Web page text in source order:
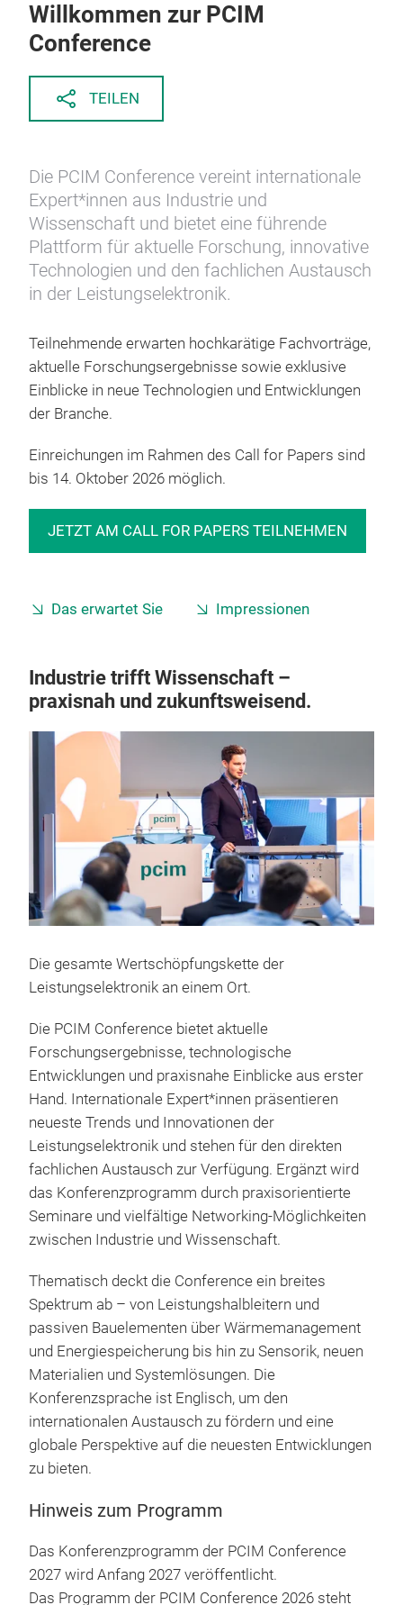
Willkommen zur PCIM
Conference
TEILEN
Die PCIM Conference vereint internationale
Expert*innen aus Industrie und
Wissenschaft und bietet eine führende
Plattform für aktuelle Forschung, innovative
Technologien und den fachlichen Austausch
in der Leistungselektronik.
Teilnehmende erwarten hochkarätige Fachvorträge,
aktuelle Forschungsergebnisse sowie exklusive
Einblicke in neue Technologien und Entwicklungen
der Branche.
Einreichungen im Rahmen des Call for Papers sind
bis 14. Oktober 2026 möglich.
JETZT AM CALL FOR PAPERS TEILNEHMEN
Das erwartet Sie Impressionen
Industrie trifft Wissenschaft –
praxisnah und zukunftsweisend.
Die gesamte Wertschöpfungskette der
Leistungselektronik an einem Ort.
Die PCIM Conference bietet aktuelle
Forschungsergebnisse, technologische
Entwicklungen und praxisnahe Einblicke aus erster
Hand. Internationale Expert*innen präsentieren
neueste Trends und Innovationen der
Leistungselektronik und stehen für den direkten
fachlichen Austausch zur Verfügung. Ergänzt wird
das Konferenzprogramm durch praxisorientierte
Seminare und vielfältige Networking-Möglichkeiten
zwischen Industrie und Wissenschaft.
Thematisch deckt die Conference ein breites
Spektrum ab – von Leistungshalbleitern und
passiven Bauelementen über Wärmemanagement
und Energiespeicherung bis hin zu Sensorik, neuen
Materialien und Systemlösungen. Die
Konferenzsprache ist Englisch, um den
internationalen Austausch zu fördern und eine
globale Perspektive auf die neuesten Entwicklungen
zu bieten.
Hinweis zum Programm
Das Konferenzprogramm der PCIM Conference
2027 wird Anfang 2027 veröffentlicht.
Das Programm der PCIM Conference 2026 steht